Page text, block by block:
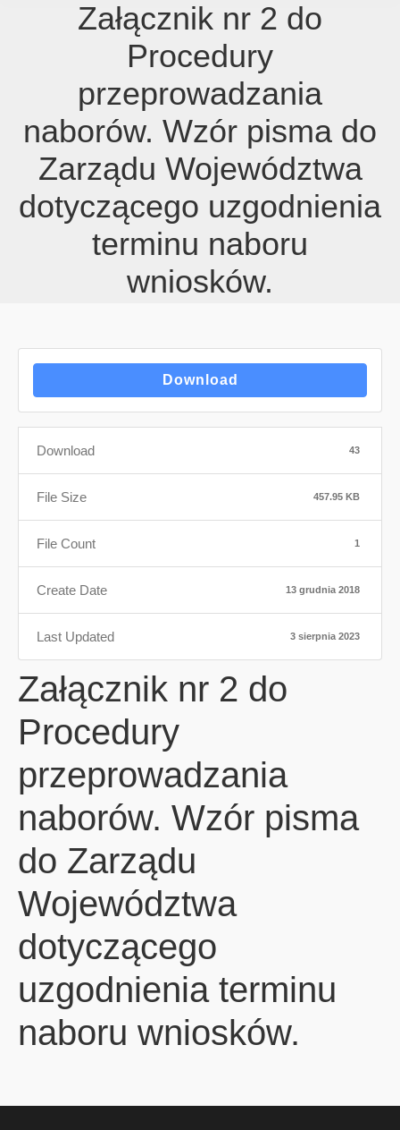
Załącznik nr 2 do
Procedury
przeprowadzania
naborów. Wzór pisma do
Zarządu Województwa
dotyczącego uzgodnienia
terminu naboru
wniosków.
Download
Download 43
File Size 457.95 KB
File Count 1
Create Date 13 grudnia 2018
Last Updated 3 sierpnia 2023
Załącznik nr 2 do
Procedury
przeprowadzania
naborów. Wzór pisma
do Zarządu
Województwa
dotyczącego
uzgodnienia terminu
naboru wniosków.